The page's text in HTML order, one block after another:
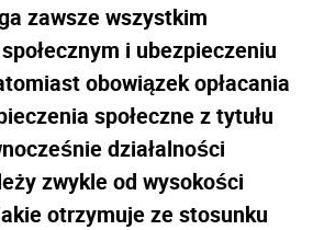
zawsze wszystkim
i ubezpieczeniu
obowiązek opłacania
społeczne z tytułu
działalności
zwykle od wysokości
otrzymuje ze stosunku